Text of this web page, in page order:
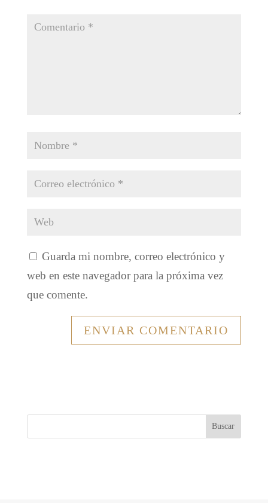
Guarda mi nombre, correo electrónico y
web en este navegador para la próxima vez
que comente.